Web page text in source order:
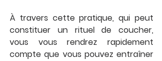
À travers cette pratique, qui peut
constituer un rituel de coucher,
vous vous rendrez rapidement
compte que vous pouvez entraîner